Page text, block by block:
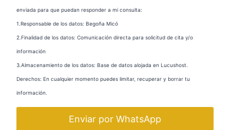
enviada para que puedan responder a mi consulta:
1.Responsable de los datos: Begoña Micó
2.Finalidad de los datos: Comunicación directa para solicitud de cita y/o
información
3.Almacenamiento de los datos: Base de datos alojada en Lucushost.
Derechos: En cualquier momento puedes limitar, recuperar y borrar tu
información.
Enviar por WhatsApp